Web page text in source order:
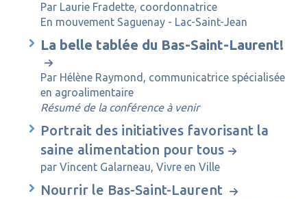
Par Laurie Fradette, coordonnatrice
En mouvement Saguenay - Lac-Saint-Jean
La belle tablée du Bas-Saint-Laurent!
Par Hélène Raymond, communicatrice spécialisée
en agroalimentaire
Résumé de la conférence à venir
Portrait des initiatives favorisant la
saine alimentation pour tous
par Vincent Galarneau, Vivre en Ville
Nourrir le Bas-Saint-Laurent